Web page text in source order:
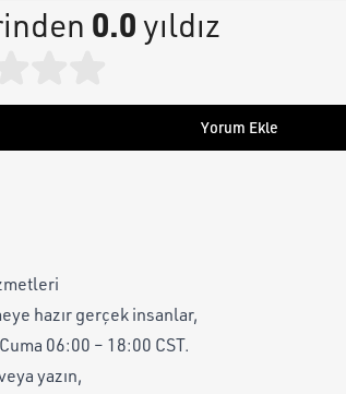
0.0yıldız
Yorum Ekle
hazır gerçek insanlar,
06:00 – 18:00 CST.
yazın,